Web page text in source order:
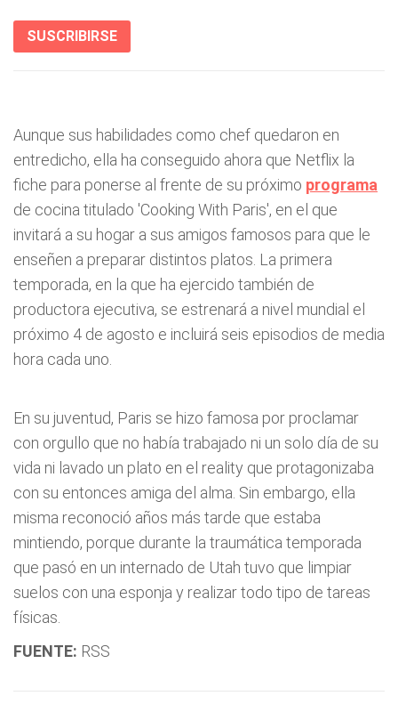
SUSCRIBIRSE
Aunque sus habilidades como chef quedaron en
entredicho, ella ha conseguido ahora que Netflix la
fiche para ponerse al frente de su próximo programa
de cocina titulado 'Cooking With Paris', en el que
invitará a su hogar a sus amigos famosos para que le
enseñen a preparar distintos platos. La primera
temporada, en la que ha ejercido también de
productora ejecutiva, se estrenará a nivel mundial el
próximo 4 de agosto e incluirá seis episodios de media
hora cada uno.
En su juventud, Paris se hizo famosa por proclamar
con orgullo que no había trabajado ni un solo día de su
vida ni lavado un plato en el reality que protagonizaba
con su entonces amiga del alma. Sin embargo, ella
misma reconoció años más tarde que estaba
mintiendo, porque durante la traumática temporada
que pasó en un internado de Utah tuvo que limpiar
suelos con una esponja y realizar todo tipo de tareas
físicas.
FUENTE: RSS